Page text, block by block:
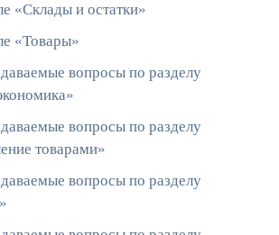
«Склады и остатки»
«Товары»
вопросы по разделу
вопросы по разделу
товарами»
вопросы по разделу